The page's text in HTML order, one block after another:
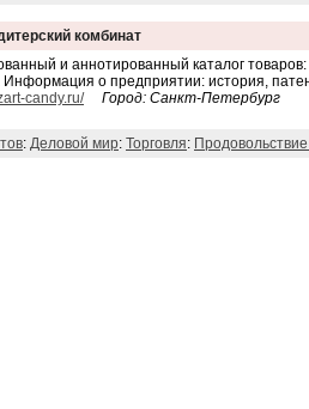
комбинат
и аннотированный каталог
Информация о предприятии: история,
candy.ru/
Город: Санкт-Петербург
: Деловой мир: Торговля: